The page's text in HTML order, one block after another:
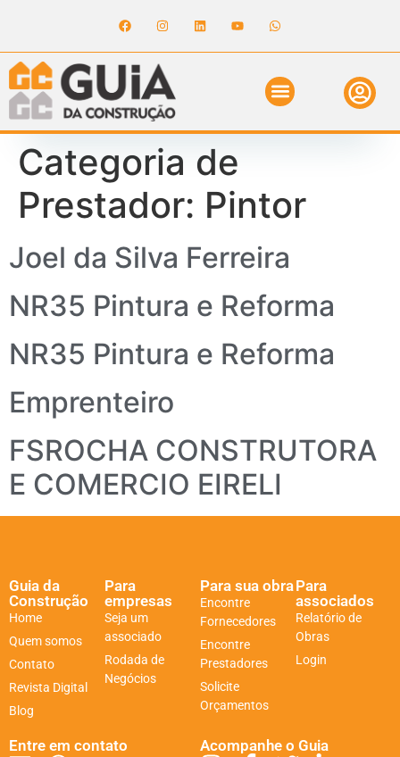
Categoria de
Prestador: Pintor
Joel da Silva Ferreira
NR35 Pintura e Reforma
NR35 Pintura e Reforma
Emprenteiro
FSROCHA CONSTRUTORA
E COMERCIO EIRELI
Guia da
Construção
Home
Quem somos
Contato
Revista Digital
Blog
Para
empresas
Seja um
associado
Rodada de
Negócios
Para sua obra
Encontre
Fornecedores
Encontre
Prestadores
Solicite
Orçamentos
Para
associados
Relatório de
Obras
Login
Entre em contato Acompanhe o Guia